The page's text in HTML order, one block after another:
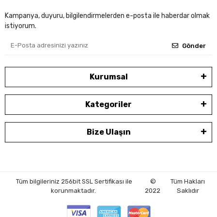
Kampanya, duyuru, bilgilendirmelerden e-posta ile haberdar olmak
istiyorum.
Gönder
Kurumsal
Kategoriler
Bize Ulaşın
Tüm bilgileriniz 256bit SSL Sertifikası ile
korunmaktadır.
©
2022
Tüm Hakları
Saklıdır